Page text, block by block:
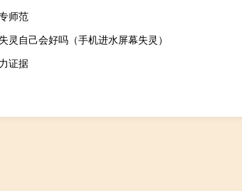
师范
灵自己会好吗（手机进水屏幕失灵）
证据